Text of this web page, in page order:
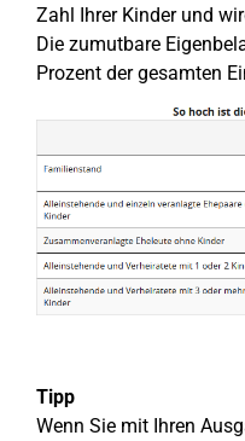
Zahl Ihrer Kinder und
Die zumutbare
Prozent der gesamten
Tipp
Wenn Sie mit Ihren